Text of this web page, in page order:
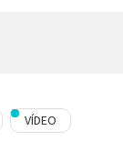
VÍDEO